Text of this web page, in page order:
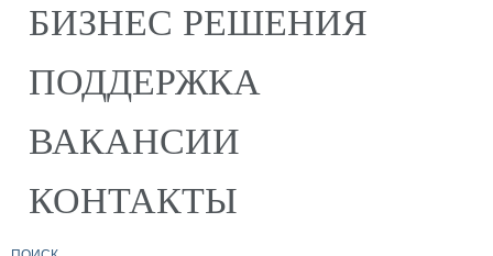
БИЗНЕС РЕШЕНИЯ
ПОДДЕРЖКА
ВАКАНСИИ
КОНТАКТЫ